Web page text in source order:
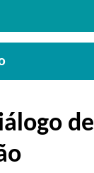
de